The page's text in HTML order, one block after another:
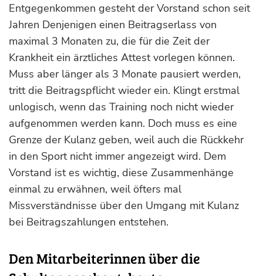
Entgegenkommen gesteht der Vorstand schon seit
Jahren Denjenigen einen Beitragserlass von
maximal 3 Monaten zu, die für die Zeit der
Krankheit ein ärztliches Attest vorlegen können.
Muss aber länger als 3 Monate pausiert werden,
tritt die Beitragspflicht wieder ein. Klingt erstmal
unlogisch, wenn das Training noch nicht wieder
aufgenommen werden kann. Doch muss es eine
Grenze der Kulanz geben, weil auch die Rückkehr
in den Sport nicht immer angezeigt wird. Dem
Vorstand ist es wichtig, diese Zusammenhänge
einmal zu erwähnen, weil öfters mal
Missverständnisse über den Umgang mit Kulanz
bei Beitragszahlungen entstehen.
Den Mitarbeiterinnen über die